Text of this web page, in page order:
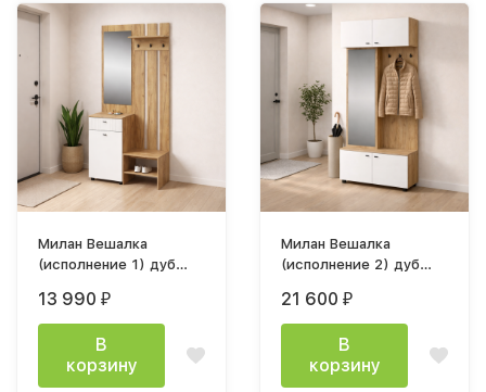
Милан Вешалка
(исполнение 1) дуб
матовый
13 990 ₽
В
корзину
Милан Вешалка
(исполнение 2) дуб
матовый
21 600 ₽
В
корзину